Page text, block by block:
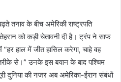
तनाव के बीच अमेरिकी राष्ट्रपति
को कड़ी चेतावनी दी है। ट्रंप ने साफ
हाल में जीत हासिल करेगा, चाहे वह
से।” उनके इस बयान के बाद पश्चिम
दुनिया की नजर अब अमेरिका-ईरान संबंधों